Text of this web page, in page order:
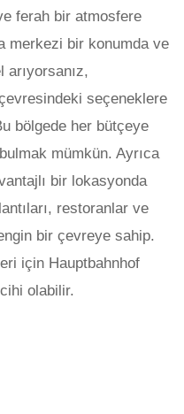
ferah bir atmosfere
merkezi bir konumda ve
seçeneklere
bölgede her bütçeye
mümkün. Ayrıca
bir lokasyonda
restoranlar ve
bir çevreye sahip.
için Hauptbahnhof
olabilir.